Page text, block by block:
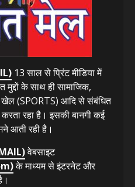
13 साल से प्रिंट मीडिया में
के साथ ही सामाजिक,
खेल (SPORTS) आदि से संबंधित
रहा है। इसकी बानगी कई
आती रही है।
वेबसाइट
के माध्यम से इंटरनेट और